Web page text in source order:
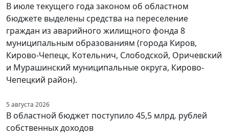
В июле текущего года законом об областном
бюджете выделены средства на переселение
граждан из аварийного жилищного фонда 8
муниципальным образованиям (города Киров,
Кирово-Чепецк, Котельнич, Слободской, Оричевский
и Мурашинский муниципальные округа, Кирово-
Чепецкий район).
5 августа 2026
В областной бюджет поступило 45,5 млрд. рублей
собственных доходов